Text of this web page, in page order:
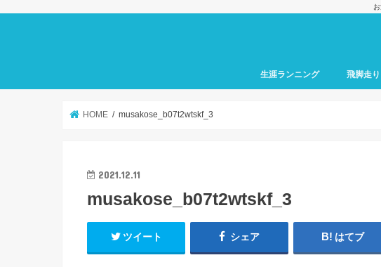
生涯ランニング 飛脚走
HOME musakose_b07t2wtskf_3
2021.12.11
musakose_b07t2wtskf_3
ツイート シェア はてブ